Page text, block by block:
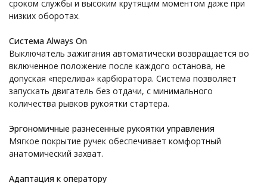
сроком службы и высоким крутящим моментом даже при
низких оборотах.
Система Always On
Выключатель зажигания автоматически возвращается во
включенное положение после каждого останова, не
допуская «перелива» карбюратора. Система позволяет
запускать двигатель без отдачи, с минимального
количества рывков рукоятки стартера.
Эргономичные разнесенные рукоятки управления
Мягкое покрытие ручек обеспечивает комфортный
анатомический захват.
Адаптация к оператору